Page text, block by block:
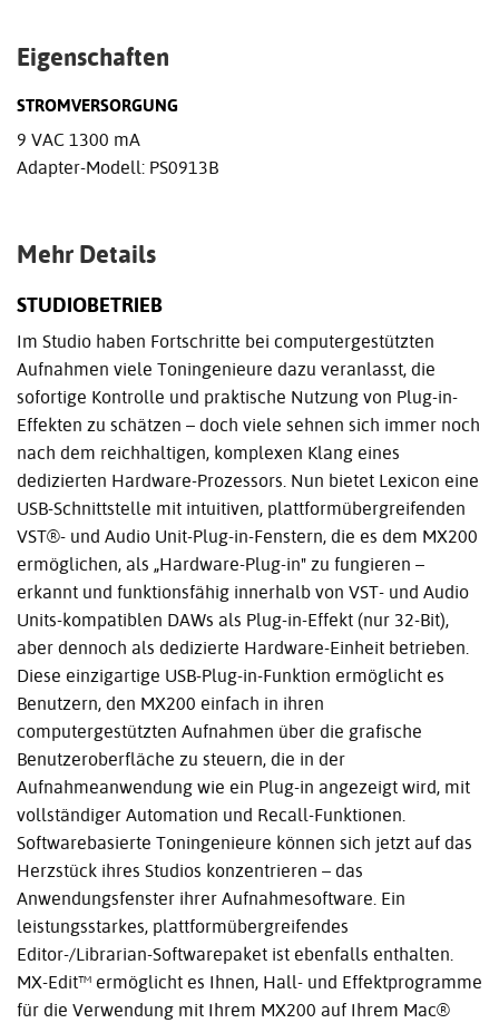
Eigenschaften
STROMVERSORGUNG
9 VAC 1300 mA
Adapter-Modell: PS0913B
Mehr Details
STUDIOBETRIEB
Im Studio haben Fortschritte bei computergestützten
Aufnahmen viele Toningenieure dazu veranlasst, die
sofortige Kontrolle und praktische Nutzung von Plug-in-
Effekten zu schätzen – doch viele sehnen sich immer noch
nach dem reichhaltigen, komplexen Klang eines
dedizierten Hardware-Prozessors. Nun bietet Lexicon eine
USB-Schnittstelle mit intuitiven, plattformübergreifenden
VST®- und Audio Unit-Plug-in-Fenstern, die es dem MX200
ermöglichen, als „Hardware-Plug-in" zu fungieren –
erkannt und funktionsfähig innerhalb von VST- und Audio
Units-kompatiblen DAWs als Plug-in-Effekt (nur 32-Bit),
aber dennoch als dedizierte Hardware-Einheit betrieben.
Diese einzigartige USB-Plug-in-Funktion ermöglicht es
Benutzern, den MX200 einfach in ihren
computergestützten Aufnahmen über die grafische
Benutzeroberfläche zu steuern, die in der
Aufnahmeanwendung wie ein Plug-in angezeigt wird, mit
vollständiger Automation und Recall-Funktionen.
Softwarebasierte Toningenieure können sich jetzt auf das
Herzstück ihres Studios konzentrieren – das
Anwendungsfenster ihrer Aufnahmesoftware. Ein
leistungsstarkes, plattformübergreifendes
Editor-/Librarian-Softwarepaket ist ebenfalls enthalten.
MX-Edit™ ermöglicht es Ihnen, Hall- und Effektprogramme
für die Verwendung mit Ihrem MX200 auf Ihrem Mac®